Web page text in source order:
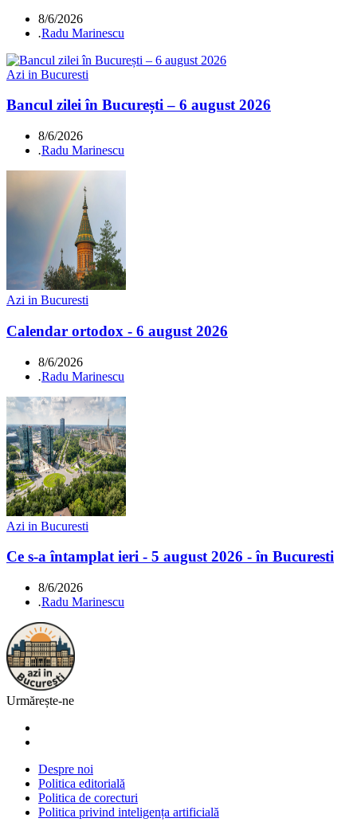
8/6/2026
.Radu Marinescu
Azi in Bucuresti
Bancul zilei în București – 6 august 2026
8/6/2026
.Radu Marinescu
Azi in Bucuresti
Calendar ortodox - 6 august 2026
8/6/2026
.Radu Marinescu
Azi in Bucuresti
Ce s-a întamplat ieri - 5 august 2026 - în Bucuresti
8/6/2026
.Radu Marinescu
Urmărește-ne
Despre noi
Politica editorială
Politica de corecturi
Politica privind inteligența artificială